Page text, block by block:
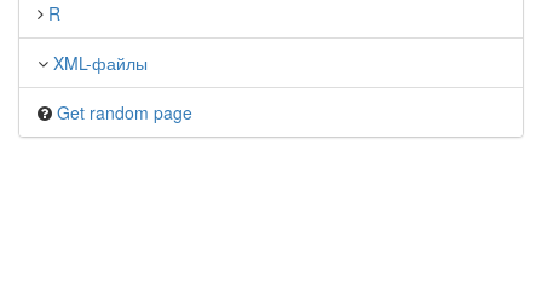
R
XML-файлы
Get random page